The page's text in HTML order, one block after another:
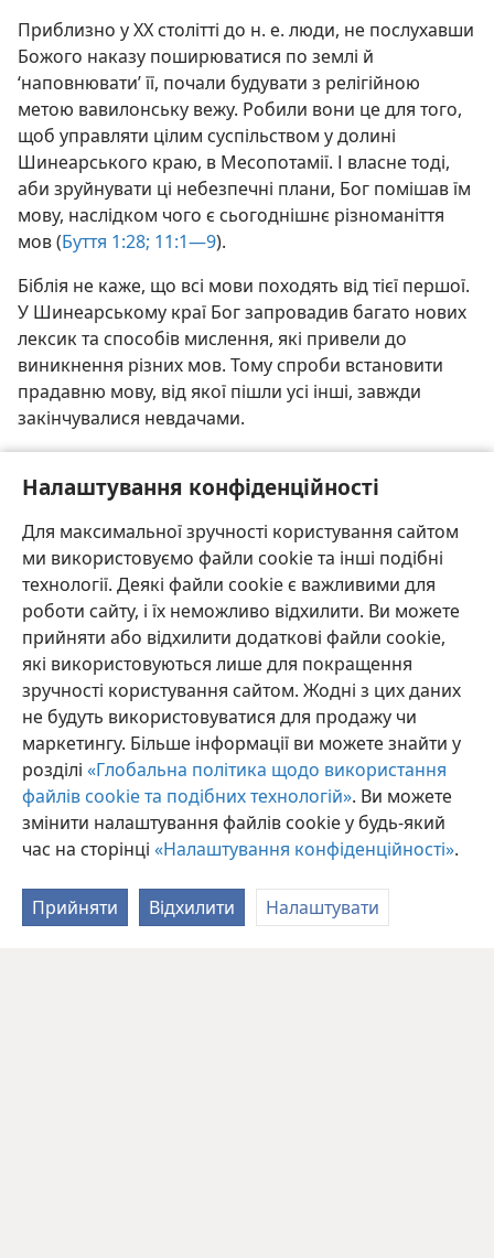
Налаштування конфіденційності
Для максимальної зручності користування сайтом
ми використовуємо файли cookie та інші подібні
технології. Деякі файли cookie є важливими для
роботи сайту, і їх неможливо відхилити. Ви можете
прийняти або відхилити додаткові файли cookie,
які використовуються лише для покращення
зручності користування сайтом. Жодні з цих даних
не будуть використовуватися для продажу чи
маркетингу. Більше інформації ви можете знайти у
розділі «Глобальна політика щодо використання
файлів cookie та подібних технологій». Ви можете
змінити налаштування файлів cookie у будь-який
час на сторінці «Налаштування конфіденційності».
Прийняти Відхилити Налаштувати
Приблизно у XX столітті до н. е. люди, не послухавши
Божого наказу поширюватися по землі й
‘наповнювати’ її, почали будувати з релігійною
метою вавилонську вежу. Робили вони це для того,
щоб управляти цілим суспільством у долині
Шинеарського краю, в Месопотамії. І власне тоді,
аби зруйнувати ці небезпечні плани, Бог помішав їм
мову, наслідком чого є сьогоднішнє різноманіття
мов (Буття 1:28; 11:1—9).
Біблія не каже, що всі мови походять від тієї першої.
У Шинеарському краї Бог запровадив багато нових
лексик та способів мислення, які привели до
виникнення різних мов. Тому спроби встановити
прадавню мову, від якої пішли усі інші, завжди
закінчувалися невдачами.
У Бабелі Бог помішав бунтівникам мову.